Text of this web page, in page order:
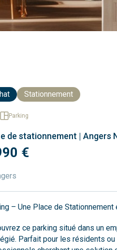
Stationnement
Parking
de stationnement | Angers
€
– Une Place de Stationnement
ce parking situé dans un
Parfait pour les résidents ou